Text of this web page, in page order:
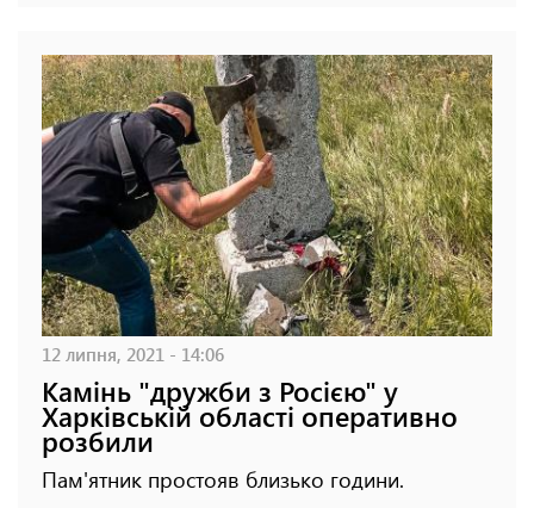
12 липня, 2021 - 14:06
Камінь "дружби з Росією" у
Харківській області оперативно
розбили
Пам'ятник простояв близько години.